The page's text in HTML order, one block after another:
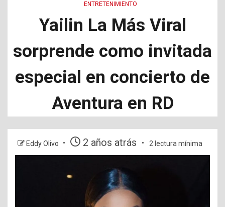
ENTRETENIMIENTO
Yailin La Más Viral
sorprende como invitada
especial en concierto de
Aventura en RD
Eddy Olivo 2 años atrás 2 lectura mínima